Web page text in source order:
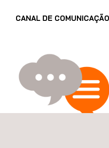
CANAL DE COMUNICAÇÃO